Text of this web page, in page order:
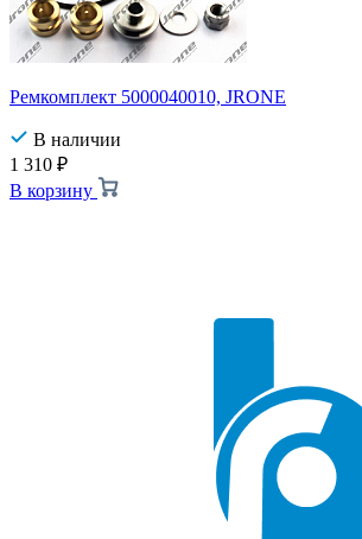
Ремкомплект 5000040010, JRONE
В наличии
1 310 ₽
В корзину